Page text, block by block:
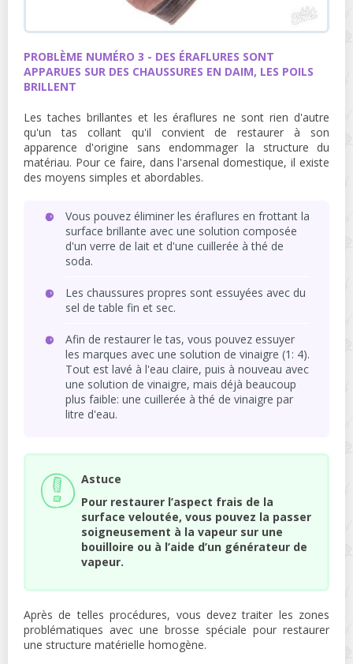
PROBLÈME NUMÉRO 3 - DES ÉRAFLURES SONT
APPARUES SUR DES CHAUSSURES EN DAIM, LES POILS
BRILLENT
Les taches brillantes et les éraflures ne sont rien d'autre
qu'un tas collant qu'il convient de restaurer à son
apparence d'origine sans endommager la structure du
matériau. Pour ce faire, dans l'arsenal domestique, il existe
des moyens simples et abordables.
Vous pouvez éliminer les éraflures en frottant la
surface brillante avec une solution composée
d'un verre de lait et d'une cuillerée à thé de
soda.
Les chaussures propres sont essuyées avec du
sel de table fin et sec.
Afin de restaurer le tas, vous pouvez essuyer
les marques avec une solution de vinaigre (1: 4).
Tout est lavé à l'eau claire, puis à nouveau avec
une solution de vinaigre, mais déjà beaucoup
plus faible: une cuillerée à thé de vinaigre par
litre d'eau.
Astuce
Pour restaurer l’aspect frais de la
surface veloutée, vous pouvez la passer
soigneusement à la vapeur sur une
bouilloire ou à l’aide d’un générateur de
vapeur.
Après de telles procédures, vous devez traiter les zones
problématiques avec une brosse spéciale pour restaurer
une structure matérielle homogène.